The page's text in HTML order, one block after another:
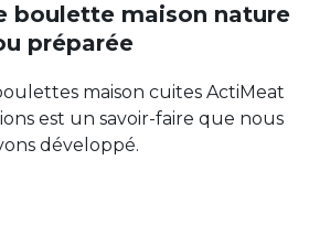
boulette maison nature
préparée
maison cuites ActiMeat
est un savoir-faire que nous
développé.